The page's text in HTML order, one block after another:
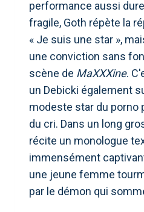
performance aussi
fragile, Goth répète la
« Je suis une star »,
une conviction sans
scène de MaXXXine.
un Debicki également
modeste star du porno
du cri. Dans un long
récite un monologue
immensément
une jeune femme
par le démon qui